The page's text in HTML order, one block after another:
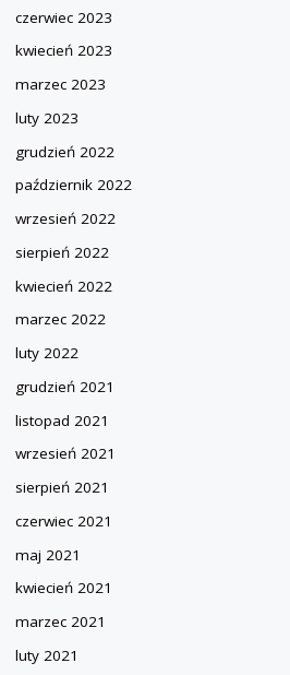
czerwiec 2023
kwiecień 2023
marzec 2023
luty 2023
grudzień 2022
październik 2022
wrzesień 2022
sierpień 2022
kwiecień 2022
marzec 2022
luty 2022
grudzień 2021
listopad 2021
wrzesień 2021
sierpień 2021
czerwiec 2021
maj 2021
kwiecień 2021
marzec 2021
luty 2021